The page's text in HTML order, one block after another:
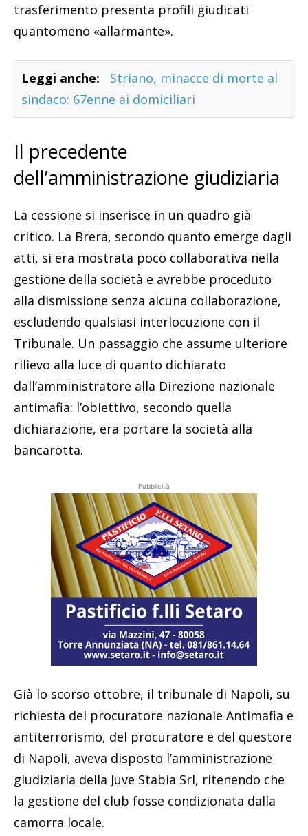
trasferimento presenta profili giudicati
quantomeno «allarmante».
Leggi anche:
Striano, minacce di morte al
sindaco: 67enne ai domiciliari
Il precedente
dell’amministrazione giudiziaria
La cessione si inserisce in un quadro già
critico. La Brera, secondo quanto emerge dagli
atti, si era mostrata poco collaborativa nella
gestione della società e avrebbe proceduto
alla dismissione senza alcuna collaborazione,
escludendo qualsiasi interlocuzione con il
Tribunale. Un passaggio che assume ulteriore
rilievo alla luce di quanto dichiarato
dall’amministratore alla Direzione nazionale
antimafia: l’obiettivo, secondo quella
dichiarazione, era portare la società alla
bancarotta.
Pubblicità
Già lo scorso ottobre, il tribunale di Napoli, su
richiesta del procuratore nazionale Antimafia e
antiterrorismo, del procuratore e del questore
di Napoli, aveva disposto l’amministrazione
giudiziaria della Juve Stabia Srl, ritenendo che
la gestione del club fosse condizionata dalla
camorra locale.